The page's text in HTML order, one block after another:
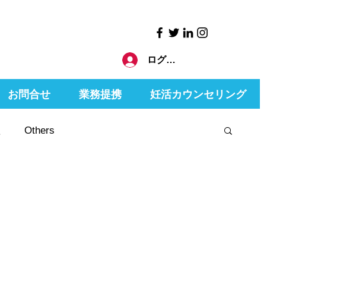
ログイン
お問合せ 業務提携 妊活カウンセリング
Others